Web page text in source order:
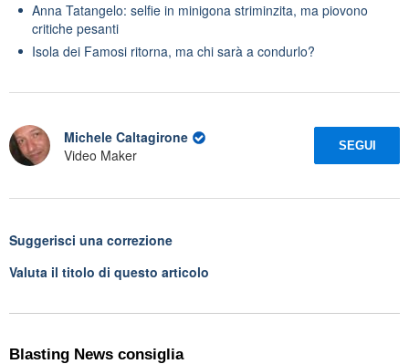
Anna Tatangelo: selfie in minigona striminzita, ma piovono
critiche pesanti
Isola dei Famosi ritorna, ma chi sarà a condurlo?
Michele Caltagirone
Video Maker
SEGUI
Suggerisci una correzione
Valuta il titolo di questo articolo
Blasting News consiglia